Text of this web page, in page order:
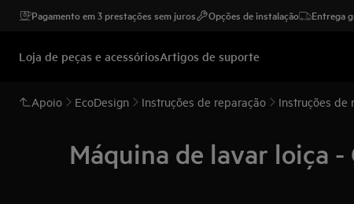
Pagamento em 3 prestações sem juros Opções de instalação Entrega
Loja de peças e acessóriosArtigos de suporte
Apoio EcoDesign Instruções de reparação Instruções de
Máquina de lavar loiça